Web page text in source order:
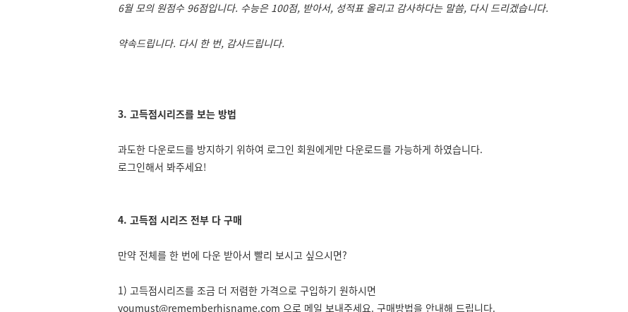
6월 모의 원점수 96점입니다. 수능은 100점, 받아서, 성적표 올리고 감사하다는 말씀, 다시 드리겠습니다.
약속드립니다. 다시 한 번, 감사드립니다.
3. 고득점시리즈를 보는 방법
과도한 다운로드를 방지하기 위하여 로그인 회원에게만 다운로드를 가능하게 하였습니다.
로그인해서 봐주세요!
4. 고득점 시리즈 전부 다 구매
만약 전체를 한 번에 다운 받아서 빨리 보시고 싶으시면?
1) 고득점시리즈를 조금 더 저렴한 가격으로 구입하기 원하시면
youmust@rememberhisname.com 으로 메일 보내주세요. 구매방법을 안내해 드립니다.